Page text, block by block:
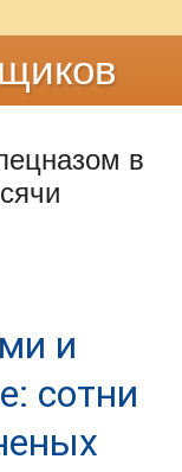
в
и
сотни